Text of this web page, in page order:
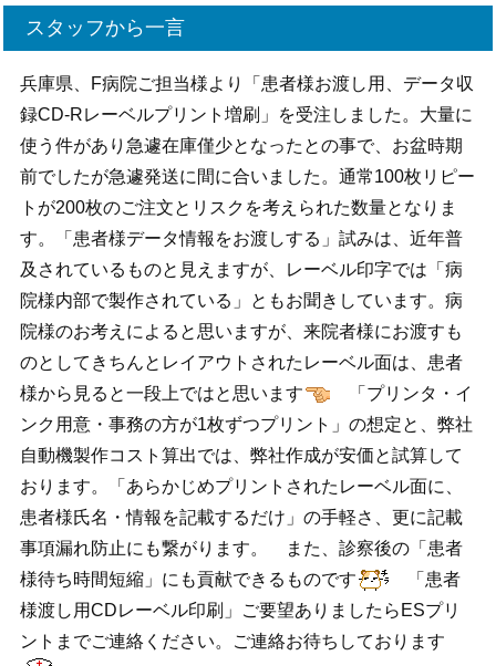
スタッフから一言
兵庫県、F病院ご担当様より「患者様お渡し用、データ収
録CD-Rレーベルプリント増刷」を受注しました。大量に
使う件があり急遽在庫僅少となったとの事で、お盆時期
前でしたが急遽発送に間に合いました。通常100枚リピー
トが200枚のご注文とリスクを考えられた数量となりま
す。「患者様データ情報をお渡しする」試みは、近年普
及されているものと見えますが、レーベル印字では「病
院様内部で製作されている」ともお聞きしています。病
院様のお考えによると思いますが、来院者様にお渡すも
のとしてきちんとレイアウトされたレーベル面は、患者
様から見ると一段上ではと思います
「プリンタ・イ
ンク用意・事務の方が1枚ずつプリント」の想定と、弊社
自動機製作コスト算出では、弊社作成が安価と試算して
おります。「あらかじめプリントされたレーベル面に、
患者様氏名・情報を記載するだけ」の手軽さ、更に記載
事項漏れ防止にも繋がります。 また、診察後の「患者
様待ち時間短縮」にも貢献できるものです
「患者
様渡し用CDレーベル印刷」ご要望ありましたらESプリ
ントまでご連絡ください。ご連絡お待ちしております